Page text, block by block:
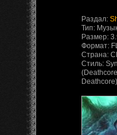
Раздал:
Тип:
Размер:
Формат:
Страна:
Стиль:
Deathcore)